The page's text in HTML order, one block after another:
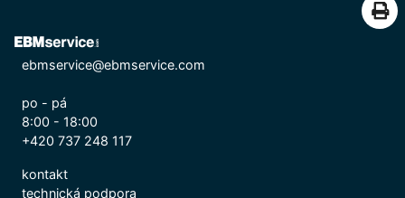
ebmservice@ebmservice.com
po - pá
8:00 - 18:00
+420 737 248 117
kontakt
technická podpora